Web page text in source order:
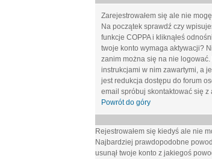
Zarejestrowałem się ale nie
Na początek sprawdź czy
funkcje COPPA i kliknąłeś
twoje konto wymaga aktywacji?
zanim można się na nie
instrukcjami w nim zawartymi, a
jest redukcja dostępu do forum
email spróbuj skontaktować się z
Powrót do góry
Rejestrowałem się kiedyś ale nie
Najbardziej prawdopodobne
usunął twoje konto z jakiegoś